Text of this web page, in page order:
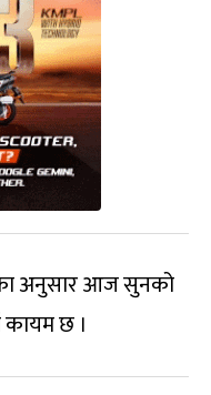
अनुसार आज सुनको
कायम छ ।